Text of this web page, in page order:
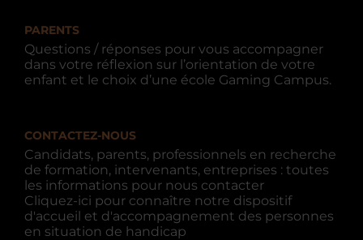
PARENTS
Questions / réponses pour vous accompagner
dans votre réflexion sur l’orientation de votre
enfant et le choix d’une école Gaming Campus.
CONTACTEZ-NOUS
Candidats, parents, professionnels en recherche
de formation, intervenants, entreprises : toutes
les informations pour nous contacter
Cliquez-ici pour connaître notre dispositif
d'accueil et d'accompagnement des personnes
en situation de handicap